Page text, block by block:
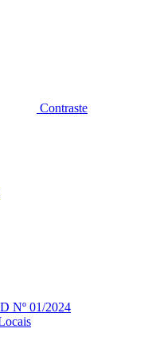
Contraste
Nº 01/2024